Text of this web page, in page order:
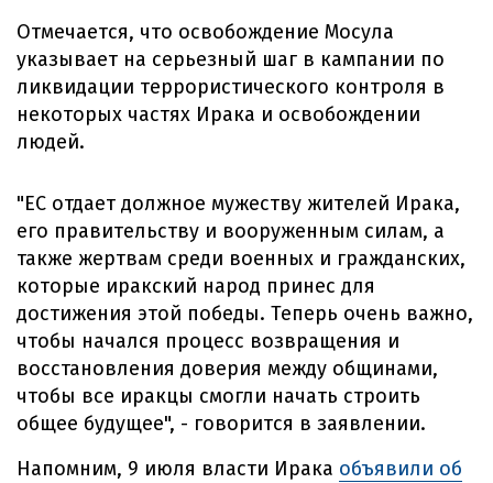
Отмечается, что освобождение Мосула
указывает на серьезный шаг в кампании по
ликвидации террористического контроля в
некоторых частях Ирака и освобождении
людей.
"ЕС отдает должное мужеству жителей Ирака,
его правительству и вооруженным силам, а
также жертвам среди военных и гражданских,
которые иракский народ принес для
достижения этой победы. Теперь очень важно,
чтобы начался процесс возвращения и
восстановления доверия между общинами,
чтобы все иракцы смогли начать строить
общее будущее", - говорится в заявлении.
Напомним, 9 июля власти Ирака объявили об